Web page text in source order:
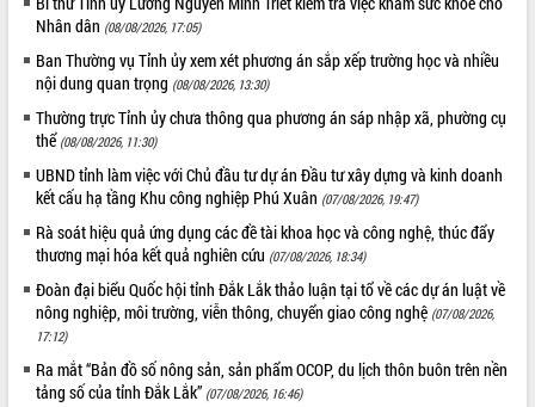
Nhân dân (08/08/2026, 17:05)
Ban Thường vụ Tỉnh ủy xem xét phương án sắp xếp trường học và nhiều
nội dung quan trọng (08/08/2026, 13:30)
Thường trực Tỉnh ủy chưa thông qua phương án sáp nhập xã, phường cụ
thể (08/08/2026, 11:30)
UBND tỉnh làm việc với Chủ đầu tư dự án Đầu tư xây dựng và kinh doanh
kết cấu hạ tầng Khu công nghiệp Phú Xuân (07/08/2026, 19:47)
Rà soát hiệu quả ứng dụng các đề tài khoa học và công nghệ, thúc đẩy
thương mại hóa kết quả nghiên cứu (07/08/2026, 18:34)
Đoàn đại biểu Quốc hội tỉnh Đắk Lắk thảo luận tại tổ về các dự án luật về
nông nghiệp, môi trường, viễn thông, chuyển giao công nghệ (07/08/2026,
17:12)
Ra mắt “Bản đồ số nông sản, sản phẩm OCOP, du lịch thôn buôn trên nền
tảng số của tỉnh Đắk Lắk” (07/08/2026, 16:46)